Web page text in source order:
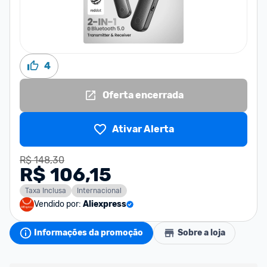
4
Oferta encerrada
Ativar Alerta
R$ 148,30
R$ 106,15
Taxa Inclusa Internacional
Vendido por: Aliexpress
Informações da promoção Sobre a loja